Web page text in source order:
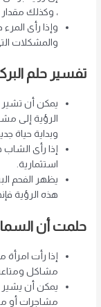
، وكذلك
وإذا رأى
والمشكلات
تفسير حلم
يمكن أن تشير
الرؤية إلى
وبداية حياة
إذا رأى
استثمارية.
يظهر الفحم
هذه الرؤية
حلمت أن
إذا رأت
مشاكل
يمكن أن يشير
مشاجرات أو